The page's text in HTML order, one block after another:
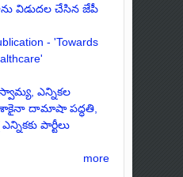
విడుదల చేసిన జేపీ
- 'Towards
ఎన్నికల
దామాషా పద్ధతి,
పార్టీలు
more